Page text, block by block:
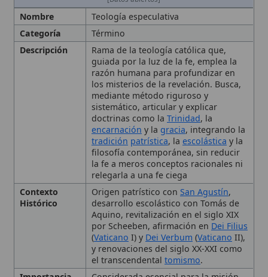
Descripción
Rama de la teología católica que,
guiada por la luz de la fe, emplea la
razón humana para profundizar en
los misterios de la revelación. Busca,
mediante método riguroso y
sistemático, articular y explicar
doctrinas como laTrinidad , la
encarnacióny lagracia, integrando la
tradición patrística, la escolásticay la
filosofía contemporánea, sin reducir
la fe a meros conceptos racionales ni
relegarla a una fe ciega
Origen patrístico conSan Agustín,
desarrollo escolástico con Tomás de
Aquino, revitalización en el siglo XIX
por Scheeben, afirmación enDei Filius
VaticanoI) yDei Verbum(Vaticano
y renovaciones del siglo XX-XXI como
el transcendentaltomismo.
Considerada esencial para la misión
catequética de la Iglesiay para lograr
una comprensiónclara y coherente
de la fe, equilibrandofe y razón.
relacionadas
Matthias Joseph Scheeben
Tomás de Aquino